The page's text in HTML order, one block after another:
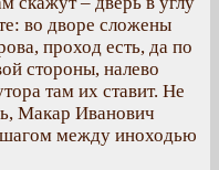
во дворе сложены
проход есть, да по
стороны, налево
там их ставит. Не
Макар Иванович
между иноходью